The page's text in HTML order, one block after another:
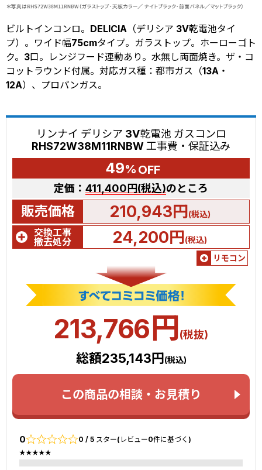
ビルトインコンロ。DELICIA（デリシア 3V乾電池タイ
プ）。ワイド幅75cmタイプ。ガラストップ。ホーローゴト
ク。3口。レンジフード連動あり。水無し両面焼き。ザ・コ
コットラウンド付属。対応ガス種：都市ガス（13A・
12A）、プロパンガス。
リンナイ デリシア 3V乾電池 ガスコンロ
RHS72W38M11RNBW 工事費・保証込み
49% OFF
定価： 411,400円(税込)のところ
販売価格 210,943円(税込)
交換工事
撤去処分
24,200円(税込)
リモコン
213,766円(税抜)
総額235,143円(税込)
この商品の相談・お見積り
0 0 / 5 スター(レビュー0件に基づく)
★★★★★